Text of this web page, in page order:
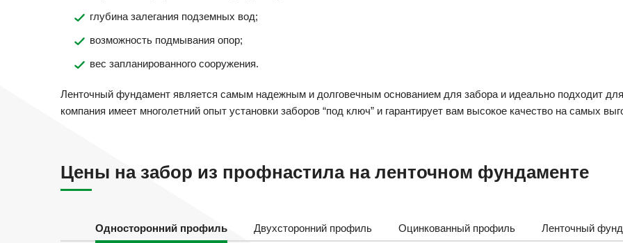
глубина залегания подземных вод;
возможность подмывания опор;
вес запланированного сооружения.
Ленточный фундамент является самым надежным и долговечным основанием для забора и идеально подходит
компания имеет многолетний опыт установки заборов “под ключ” и гарантирует вам высокое качество на самых
Цены на забор из профнастила на ленточном фундаменте
Односторонний профиль Двухсторонний профиль Оцинкованный профиль Ленточный